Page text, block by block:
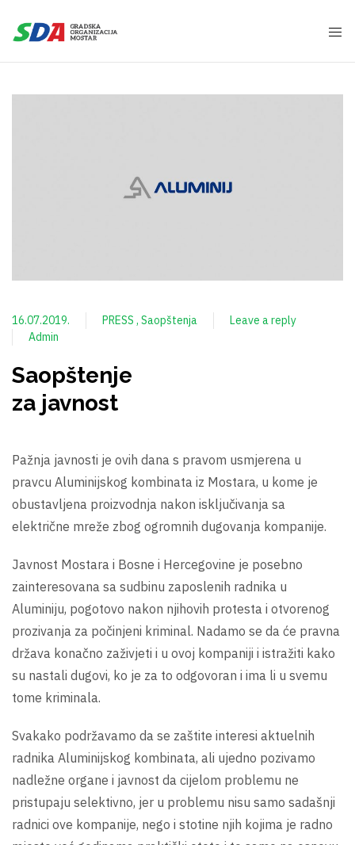
16.07.2019. PRESS Saopštenja
Leave a reply
Admin
Saopštenje
za javnost
Pažnja javnosti je ovih dana s pravom usmjerena u
pravcu Aluminijskog kombinata iz Mostara, u kome je
obustavljena proizvodnja nakon isključivanja sa
električne mreže zbog ogromnih dugovanja kompanije.
Javnost Mostara i Bosne i Hercegovine je posebno
zainteresovana sa sudbinu zaposlenih radnika u
Aluminiju, pogotovo nakon njihovih protesta i otvorenog
prozivanja za počinjeni kriminal. Nadamo se da će pravna
država konačno zaživjeti i u ovoj kompaniji i istražiti kako
su nastali dugovi, ko je za to odgovoran i ima li u svemu
tome kriminala.
Svakako podržavamo da se zaštite interesi aktuelnih
radnika Aluminijskog kombinata, ali ujedno pozivamo
nadležne organe i javnost da cijelom problemu ne
pristupaju selektivno, jer u problemu nisu samo sadašnji
radnici ove kompanije, nego i stotine njih kojima je radno